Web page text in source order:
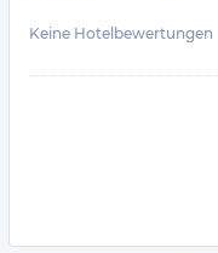
Keine Hotelbewertungen